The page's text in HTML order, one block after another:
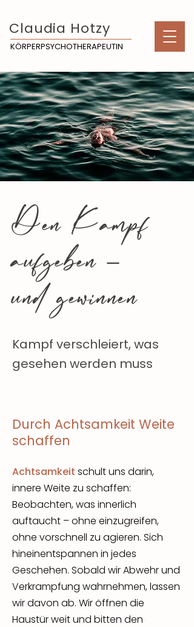
Claudia Hotzy
KÖRPERPSYCHOTHERAPEUTIN
Den Kampf
aufgeben –
und gewinnen
Kampf verschleiert, was
gesehen werden muss
Durch Achtsamkeit Weite
schaffen
Achtsamkeit schult uns darin,
innere Weite zu schaffen:
Beobachten, was innerlich
auftaucht – ohne einzugreifen,
ohne vorschnell zu agieren. Sich
hineinentspannen in jedes
Geschehen. Sobald wir Abwehr und
Verkrampfung wahrnehmen, lassen
wir davon ab. Wir öffnen die
Haustür weit und bitten den